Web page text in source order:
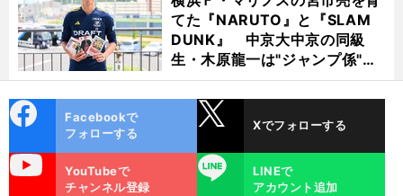
てた『NARUTO』と『SLAM
DUNK』 中京大中京の同級
生・木原龍一は"ジャンプ係"だ
った
ok
Facebookで
フォローする
Xでフォローする
YouTubeで
チャンネル登録
LINE
LINEで
アカウント追加